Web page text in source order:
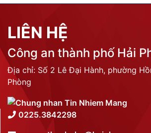
LIÊN HỆ
Công an thành phố Hải
Địa chỉ: Số 2 Lê Đại Hành, phường
Phòng
0225.3842298